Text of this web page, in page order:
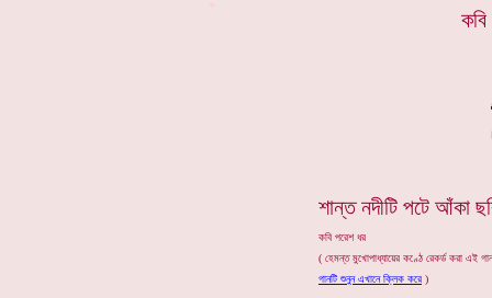
শান্ত নদীটি পটে আঁকা
কবি পরেশ ধর
( হেমন্ত মুখোপাধ্যায়ের কণ্ঠে রেকর্ড করা এই
গানটি শুনুন এখানে ক্লিক করে )